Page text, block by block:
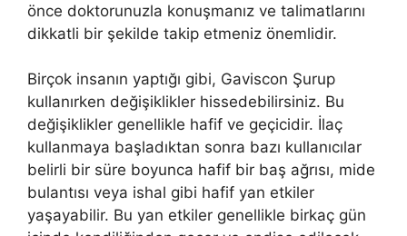
önce doktorunuzla konuşmanız ve talimatlarını
dikkatli bir şekilde takip etmeniz önemlidir.
Birçok insanın yaptığı gibi, Gaviscon Şurup
kullanırken değişiklikler hissedebilirsiniz. Bu
değişiklikler genellikle hafif ve geçicidir. İlaç
kullanmaya başladıktan sonra bazı kullanıcılar
belirli bir süre boyunca hafif bir baş ağrısı, mide
bulantısı veya ishal gibi hafif yan etkiler
yaşayabilir. Bu yan etkiler genellikle birkaç gün